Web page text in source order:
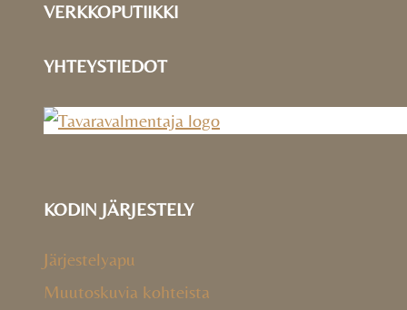
VERKKOPUTIIKKI
YHTEYSTIEDOT
KODIN JÄRJESTELY
Järjestelyapu
Muutoskuvia kohteista